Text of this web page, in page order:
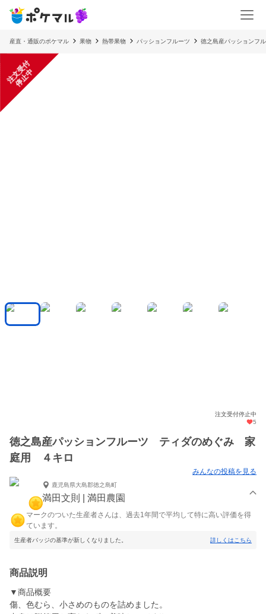
産直・通販のポケマル 果物 熱帯果物 パッションフルーツ 徳之島産パッション
注
文
受
付
停
止
中
注文受付停止中
5
徳之島産パッションフルーツ ティダのめぐみ 家
庭用 ４キロ
みんなの投稿を見る
鹿児島県大島郡徳之島町
満田文則 | 満田農園
マークのついた生産者さんは、過去1年間で平均して特に高い評価を得
ています。
生産者バッジの基準が新しくなりました。 詳しくはこちら
商品説明
▼商品概要
傷、色むら、小さめのものを詰めました。